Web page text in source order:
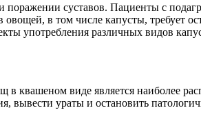
поражении суставов. Пациенты с
в том числе капусты, требует
употребления различных видов
в квашеном виде является наиболее
вывести ураты и остановить